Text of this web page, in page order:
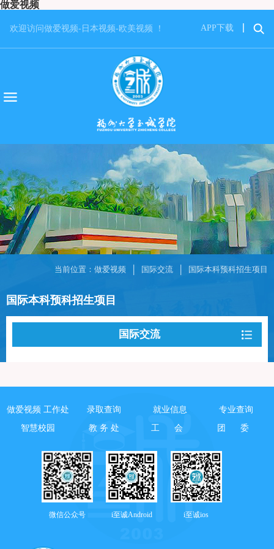
做爱视频
欢迎访问做爱视频-日本视频-欧美视频 ！ APP下载
当前位置： 做爱视频 国际交流 国际本科预科招生项目
国际本科预科招生项目
国际交流
做爱视频 工作处 录取查询 就业信息
专业查询
智慧校园
教 务 处 工 会 团 委
微信公众号 i至诚Android i至诚ios